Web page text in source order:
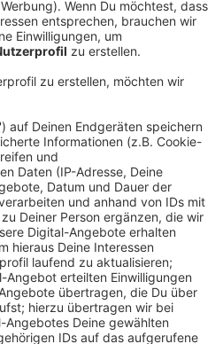
und ihn
14:20
noch als Helferin vor
soll die Fahrerin gemeinsam
haben, dem ersten
der Fußgänger nicht verletzt